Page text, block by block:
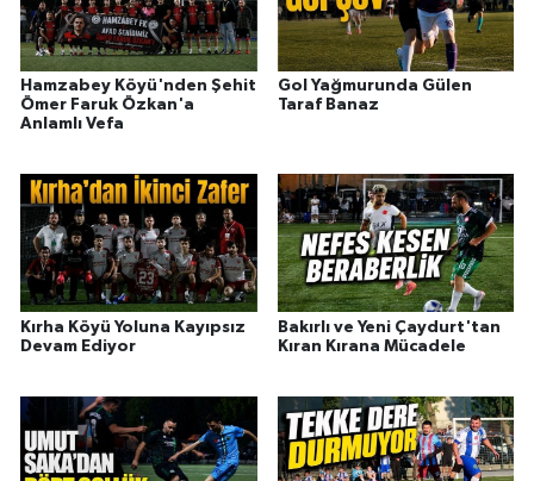
Hamzabey Köyü'nden Şehit
Ömer Faruk Özkan'a
Anlamlı Vefa
Gol Yağmurunda Gülen
Taraf Banaz
Kırha Köyü Yoluna Kayıpsız
Devam Ediyor
Bakırlı ve Yeni Çaydurt'tan
Kıran Kırana Mücadele